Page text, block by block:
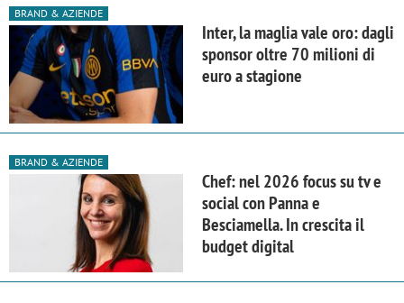
BRAND & AZIENDE
Inter, la maglia vale oro: dagli
sponsor oltre 70 milioni di
euro a stagione
BRAND & AZIENDE
Chef: nel 2026 focus su tv e
social con Panna e
Besciamella. In crescita il
budget digital